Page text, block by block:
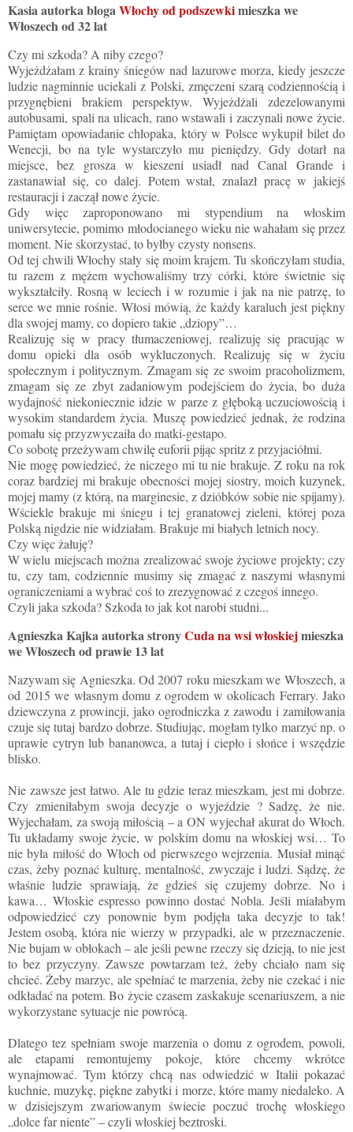
Kasia autorka blogaWłochy od podszewkimieszka we
Włoszech od 32 lat
Czy mi szkoda? A niby czego?
Wyjeżdżałam z krainy śniegów nad lazurowe morza, kiedy jeszcze
ludzie nagminnie uciekali z Polski, zmęczeni szarą codziennością i
przygnębieni brakiem perspektyw. Wyjeżdżali zdezelowanymi
autobusami, spali na ulicach, rano wstawali i zaczynali nowe życie.
Pamiętam opowiadanie chłopaka, który w Polsce wykupił bilet do
Wenecji, bo na tyle wystarczyło mu pieniędzy. Gdy dotarł na
miejsce, bez grosza w kieszeni usiadł nad Canal Grande i
zastanawiał się, co dalej. Potem wstał, znalazł pracę w jakiejś
restauracji i zaczął nowe życie.
Gdy więc zaproponowano mi stypendium na włoskim
uniwersytecie, pomimo młodocianego wieku nie wahałam się przez
moment. Nie skorzystać, to byłby czysty nonsens.
Od tej chwili Włochy stały się moim krajem. Tu skończyłam studia,
tu razem z mężem wychowaliśmy trzy córki, które świetnie się
wykształciły. Rosną w leciech i w rozumie i jak na nie patrzę, to
serce we mnie rośnie. Włosi mówią, że każdy karaluch jest piękny
dla swojej mamy, co dopiero takie „dziopy”…
Realizuję się w pracy tłumaczeniowej, realizuję się pracując w
domu opieki dla osób wykluczonych. Realizuję się w życiu
społecznym i politycznym. Zmagam się ze swoim pracoholizmem,
zmagam się ze zbyt zadaniowym podejściem do życia, bo duża
wydajność niekoniecznie idzie w parze z głęboką uczuciowością i
wysokim standardem życia. Muszę powiedzieć jednak, że rodzina
pomału się przyzwyczaiła do matki-gestapo.
Co sobotę przeżywam chwilę euforii pijąc spritz z przyjaciółmi.
Nie mogę powiedzieć, że niczego mi tu nie brakuje. Z roku na rok
coraz bardziej mi brakuje obecności mojej siostry, moich kuzynek,
mojej mamy (z którą, na marginesie, z dzióbków sobie nie spijamy).
Wściekle brakuje mi śniegu i tej granatowej zieleni, której poza
Polską nigdzie nie widziałam. Brakuje mi białych letnich nocy.
Czy więc żałuję?
W wielu miejscach można zrealizować swoje życiowe projekty; czy
tu, czy tam, codziennie musimy się zmagać z naszymi własnymi
ograniczeniami a wybrać coś to zrezygnować z czegoś innego.
Czyli jaka szkoda? Szkoda to jak kot narobi studni...
Agnieszka Kajka autorka stronyCuda na wsi włoskiejmieszka
we Włoszech od prawie 13 lat
Nazywam się Agnieszka. Od 2007 roku mieszkam we Włoszech, a
od 2015 we własnym domu z ogrodem w okolicach Ferrary. Jako
dziewczyna z prowincji, jako ogrodniczka z zawodu i zamiłowania
czuje się tutaj bardzo dobrze. Studiując, mogłam tylko marzyć np. o
uprawie cytryn lub bananowca, a tutaj i ciepło i słońce i wszędzie
blisko.
Nie zawsze jest łatwo. Ale tu gdzie teraz mieszkam, jest mi dobrze.
Czy zmieniłabym swoja decyzje o wyjeździe ? Sadzę, że nie.
Wyjechałam, za swoją miłością – a ON wyjechał akurat do Włoch.
Tu układamy swoje życie, w polskim domu na włoskiej wsi… To
nie była miłość do Włoch od pierwszego wejrzenia. Musiał minąć
czas, żeby poznać kulturę, mentalność, zwyczaje i ludzi. Sądzę, że
właśnie ludzie sprawiają, że gdzieś się czujemy dobrze. No i
kawa… Włoskie espresso powinno dostać Nobla. Jeśli miałabym
odpowiedzieć czy ponownie bym podjęła taka decyzje to tak!
Jestem osobą, która nie wierzy w przypadki, ale w przeznaczenie.
Nie bujam w obłokach – ale jeśli pewne rzeczy się dzieją, to nie jest
to bez przyczyny. Zawsze powtarzam też, żeby chciało nam się
chcieć. Żeby marzyc, ale spełniać te marzenia, żeby nie czekać i nie
odkładać na potem. Bo życie czasem zaskakuje scenariuszem, a nie
wykorzystane sytuacje nie powrócą.
Dlatego tez spełniam swoje marzenia o domu z ogrodem, powoli,
ale etapami remontujemy pokoje, które chcemy wkrótce
wynajmować. Tym którzy chcą nas odwiedzić w Italii pokazać
kuchnie, muzykę, piękne zabytki i morze, które mamy niedaleko. A
w dzisiejszym zwariowanym świecie poczuć trochę włoskiego
„dolce far niente”–czyli włoskiej beztroski.